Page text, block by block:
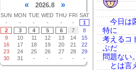
« 2026.8 »
SUN MON TUE WED THU FRI SAT
-
- - - - -
1
2
3 4 5 6 7
8
9
10 11 12 13 14
15
16
17 18 19 20 21
22
23
24 25 26 27 28
29
30
31 - - - - -
今日は
特に
考えるコ
ぶだ
問題ない
とは言